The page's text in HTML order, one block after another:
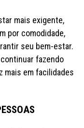
mais exigente,
por comodidade,
seu bem-estar.
fazendo
mais em facilidades